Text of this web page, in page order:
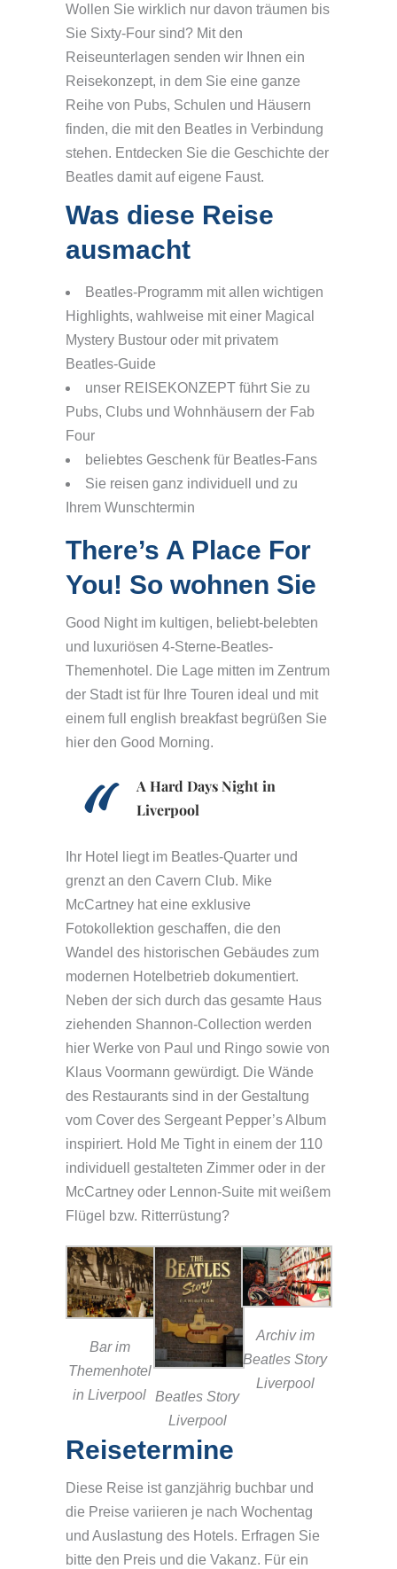
Wollen Sie wirklich nur davon träumen bis
Sie Sixty-Four sind? Mit den
Reiseunterlagen senden wir Ihnen ein
Reisekonzept, in dem Sie eine ganze
Reihe von Pubs, Schulen und Häusern
finden, die mit den Beatles in Verbindung
stehen. Entdecken Sie die Geschichte der
Beatles damit auf eigene Faust.
Was diese Reise
ausmacht
Beatles-Programm mit allen wichtigen
Highlights, wahlweise mit einer Magical
Mystery Bustour oder mit privatem
Beatles-Guide
unser REISEKONZEPT führt Sie zu
Pubs, Clubs und Wohnhäusern der Fab
Four
beliebtes Geschenk für Beatles-Fans
Sie reisen ganz individuell und zu
Ihrem Wunschtermin
There’s A Place For
You! So wohnen Sie
Good Night im kultigen, beliebt-belebten
und luxuriösen 4-Sterne-Beatles-
Themenhotel. Die Lage mitten im Zentrum
der Stadt ist für Ihre Touren ideal und mit
einem full english breakfast begrüßen Sie
hier den Good Morning.
A Hard Days Night in
Liverpool
Ihr Hotel liegt im Beatles-Quarter und
grenzt an den Cavern Club. Mike
McCartney hat eine exklusive
Fotokollektion geschaffen, die den
Wandel des historischen Gebäudes zum
modernen Hotelbetrieb dokumentiert.
Neben der sich durch das gesamte Haus
ziehenden Shannon-Collection werden
hier Werke von Paul und Ringo sowie von
Klaus Voormann gewürdigt. Die Wände
des Restaurants sind in der Gestaltung
vom Cover des Sergeant Pepper’s Album
inspiriert. Hold Me Tight in einem der 110
individuell gestalteten Zimmer oder in der
McCartney oder Lennon-Suite mit weißem
Flügel bzw. Ritterrüstung?
Bar im
Themenhotel
in Liverpool Beatles Story
Liverpool
Archiv im
Beatles Story
Liverpool
Reisetermine
Diese Reise ist ganzjährig buchbar und
die Preise variieren je nach Wochentag
und Auslastung des Hotels. Erfragen Sie
bitte den Preis und die Vakanz. Für ein